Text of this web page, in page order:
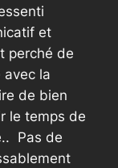
et
perché de
avec la
de bien
le temps de
Pas de